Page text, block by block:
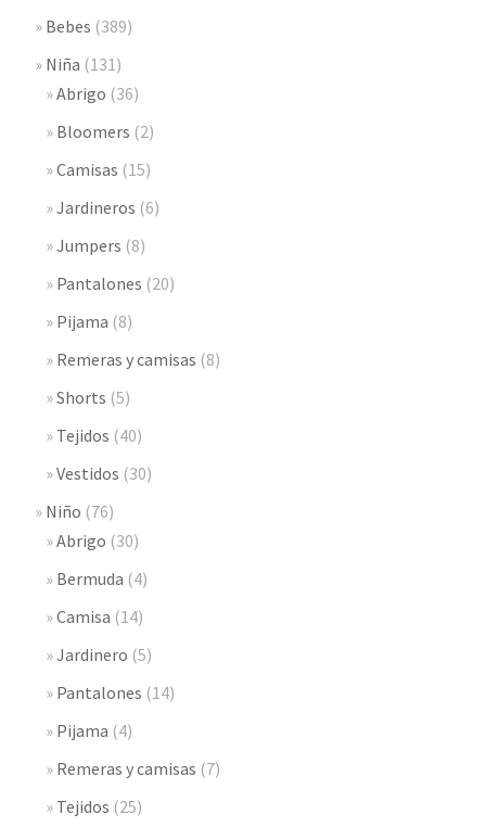
Bebes (389)
Niña (131)
Abrigo (36)
Bloomers (2)
Camisas (15)
Jardineros (6)
Jumpers (8)
Pantalones (20)
Pijama (8)
Remeras y camisas (8)
Shorts (5)
Tejidos (40)
Vestidos (30)
Niño (76)
Abrigo (30)
Bermuda (4)
Camisa (14)
Jardinero (5)
Pantalones (14)
Pijama (4)
Remeras y camisas (7)
Tejidos (25)